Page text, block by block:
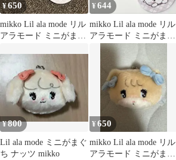
¥650
mikko Lil ala mode リル
アラモード ミニがまぐ
¥644
mikko Lil ala mode リル
アラモード ミニがまぐ
ち ラテ
¥800
Lil ala mode ミニがまぐ
ち ナッツ mikko
¥650
mikko Lil ala mode リル
アラモード ミニがまぐ